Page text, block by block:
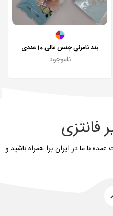
بند نامرئي جنس عالی 10 عددی
ناموجود
فانتزی
با ما در ایران برا همراه باشید و